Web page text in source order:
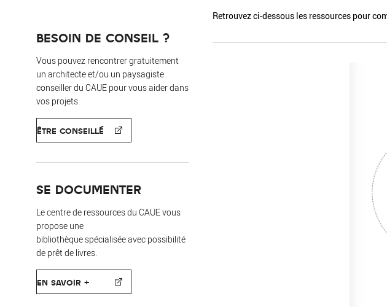
BESOIN DE CONSEIL ?
Vous pouvez rencontrer gratuitement
un architecte et/ou un paysagiste
conseiller du CAUE pour vous aider dans
vos projets.
ÊTRE CONSEILLÉ
SE DOCUMENTER
Le centre de ressources du CAUE vous
propose une
bibliothèque spécialisée avec possibilité
de prêt de livres.
EN SAVOIR +
Retrouvez ci-dessous les ressources pour